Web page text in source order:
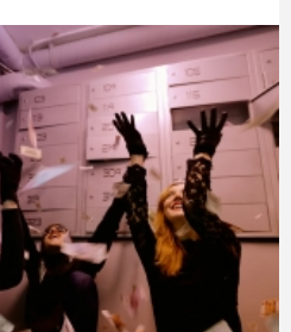
КУПИТЬ